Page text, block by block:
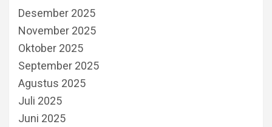
Desember 2025
November 2025
Oktober 2025
September 2025
Agustus 2025
Juli 2025
Juni 2025